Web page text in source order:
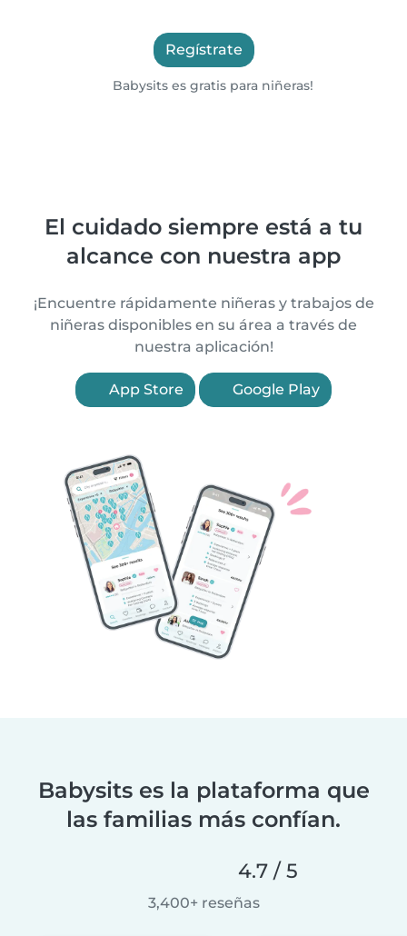
Regístrate
Babysits es gratis para niñeras!
El cuidado siempre está a tu
alcance con nuestra app
¡Encuentre rápidamente niñeras y trabajos de
niñeras disponibles en su área a través de
nuestra aplicación!
App Store Google Play
Babysits es la plataforma que
las familias más confían.
4.7 / 5
3,400+ reseñas